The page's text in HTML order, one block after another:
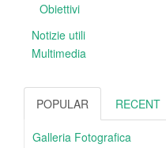
Obiettivi
Notizie utili
Multimedia
POPULAR RECENT
Galleria Fotografica